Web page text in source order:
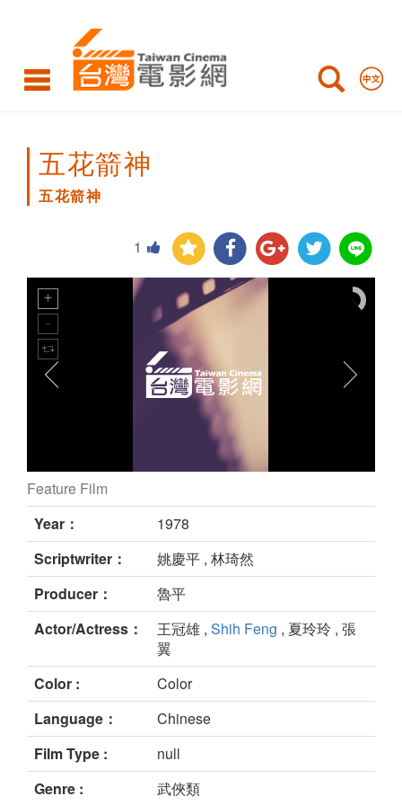
箭
五花箭神
五花箭神
1
五花箭神 still
Feature Film
Year：
1978
Scriptwriter：
姚慶平 , 林琦然
Producer：
魯平
Actor/Actress：
王冠雄 , Shih Feng , 夏玲玲 , 張
翼
Color :
Color
Language：
Chinese
Film Type :
null
Genre :
武俠類